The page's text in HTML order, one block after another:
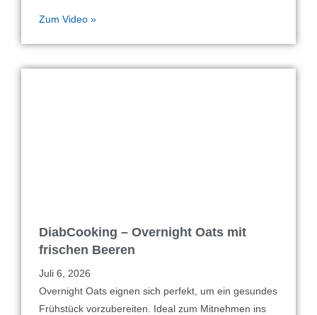
Zum Video »
DiabCooking – Overnight Oats mit
frischen Beeren
Juli 6, 2026
Overnight Oats eignen sich perfekt, um ein gesundes
Frühstück vorzubereiten. Ideal zum Mitnehmen ins